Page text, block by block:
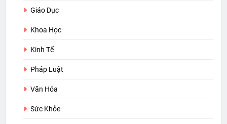
Giáo Dục
Khoa Học
Kinh Tế
Pháp Luật
Văn Hóa
Sức Khỏe